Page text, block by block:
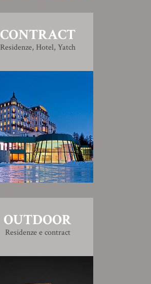
CONTRACT
Residenze, Hotel, Yatch
OUTDOOR
Residenze e contract